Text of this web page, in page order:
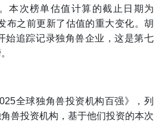
本次榜单估值计算的截止日期为
布之前更新了估值的重大变化。胡
始追踪记录独角兽企业，这是第七
全球独角兽投资机构百强》，列
兽投资机构，基于他们投资的本次